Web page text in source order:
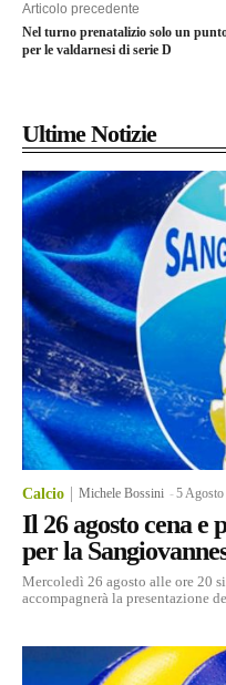
Articolo precedente
Nel turno prenatalizio solo un
per le valdarnesi di serie D
Ultime Notizie
Calcio Michele Bossini -5
Il 26 agosto cena e
per la
Mercoledì 26 agosto alle ore 20
accompagnerà la presentazione